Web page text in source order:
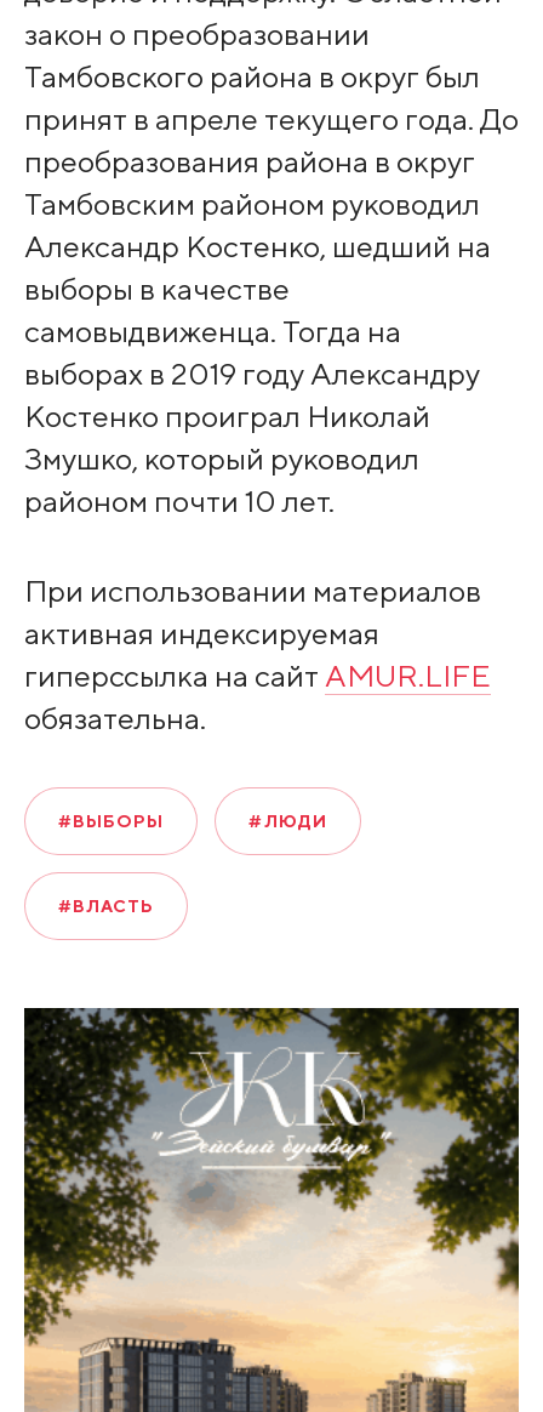
закон о преобразовании
Тамбовского района в округ был
принят в апреле текущего года. До
преобразования района в округ
Тамбовским районом руководил
Александр Костенко, шедший на
выборы в качестве
самовыдвиженца. Тогда на
выборах в 2019 году Александру
Костенко проиграл Николай
Змушко, который руководил
районом почти 10 лет.
При использовании материалов
активная индексируемая
гиперссылка на сайт AMUR.LIFE
обязательна.
#ВЫБОРЫ #ЛЮДИ
#ВЛАСТЬ